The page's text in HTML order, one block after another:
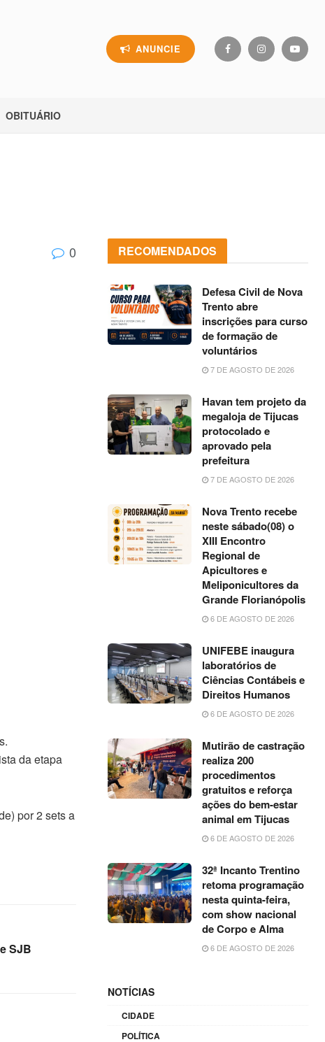
ANUNCIE
OBITUÁRIO
0
da etapa
por 2 sets a
SJB
RECOMENDADOS
Defesa Civil de Nova
Trento abre
inscrições para curso
de formação de
voluntários
7 DE AGOSTO DE 2026
Havan tem projeto da
megaloja de Tijucas
protocolado e
aprovado pela
prefeitura
7 DE AGOSTO DE 2026
Nova Trento recebe
neste sábado(08) o
XIII Encontro
Regional de
Apicultores e
Meliponicultores da
Grande Florianópolis
6 DE AGOSTO DE 2026
UNIFEBE inaugura
laboratórios de
Ciências Contábeis e
Direitos Humanos
6 DE AGOSTO DE 2026
Mutirão de castração
realiza 200
procedimentos
gratuitos e reforça
ações do bem-estar
animal em Tijucas
6 DE AGOSTO DE 2026
32ª Incanto Trentino
retoma programação
nesta quinta-feira,
com show nacional
de Corpo e Alma
6 DE AGOSTO DE 2026
NOTÍCIAS
CIDADE
POLÍTICA